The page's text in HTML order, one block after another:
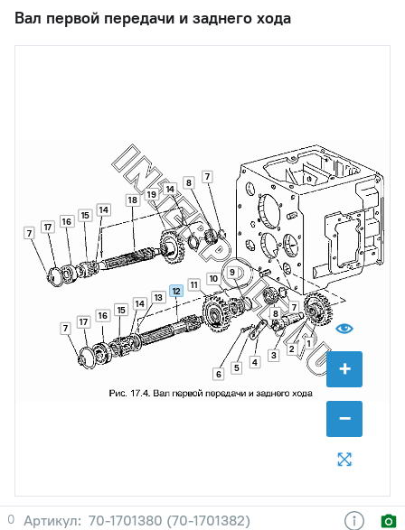
Вал первой передачи и заднего хода
+
−
1
2
3
4
5
6
7
7
7
7
8
8
9
10
11
12
13
14
14
14
15
15
16
16
17
17
18
19
0
70-1701380 (70-1701382)